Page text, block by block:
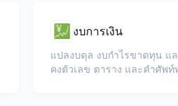
💹 งบการเงิน
แปลงบดุล งบกำไรขาดทุน แ
คงตัวเลข ตาราง และคำศัพ